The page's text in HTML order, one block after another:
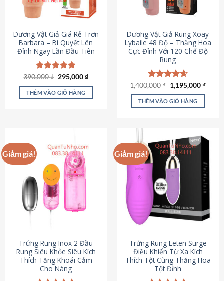
Dương Vật Giả Giá Rẻ Trơn
Barbara – Bí Quyết Lên
Đỉnh Ngay Lần Đầu Tiên
Được xếp
hạng4.90
5 sao
390,000₫ Giá
là:
390,000 ₫.
295,000₫Giá
tại
THÊM VÀO GIỎ HÀNG
Dương Vật Giả Rung Xoay
Lybaile 48 Độ – Thăng Hoa
Cực Đỉnh Với 120 Chế Độ
Rung
Được xếp
hạng4.62
5 sao
1,400,000₫ Giá
gốc
là:
1,400,000 ₫.
1,195,000₫Giá
THÊM VÀO GIỎ HÀNG
Giảm giá!
Trứng Rung Inox 2 Đầu
Rung Siêu Khỏe Siêu Kích
Thích Tăng Khoái Cảm
Cho Nàng
Giảm giá!
Trứng Rung Leten Surge
Điều Khiển Từ Xa Kích
Thích Tột Cùng Thăng Hoa
Tột Đỉnh